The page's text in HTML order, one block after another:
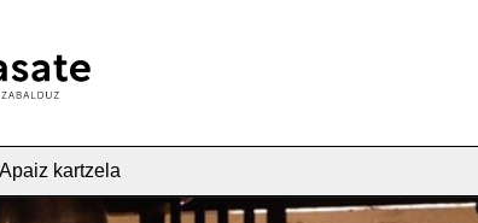
Apaiz kartzela